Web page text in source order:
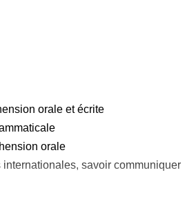
orale et écrite
orale
savoir communiquer